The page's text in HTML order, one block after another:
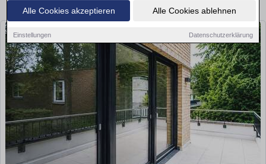
Alle Cookies akzeptieren Alle Cookies ablehnen
Einstellungen Datenschutzerklärung
Aktuelle Wohnung zum mieten